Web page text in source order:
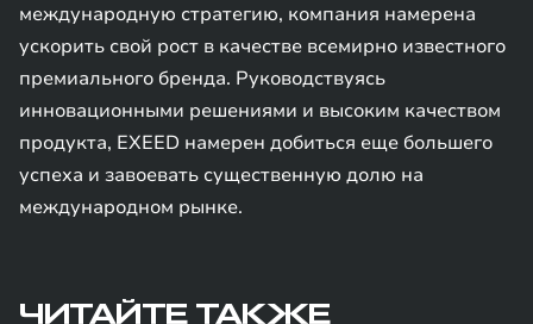
международную стратегию, компания намерена
ускорить свой рост в качестве всемирно известного
премиального бренда. Руководствуясь
инновационными решениями и высоким качеством
продукта, EXEED намерен добиться еще большего
успеха и завоевать существенную долю на
международном рынке.
ЧИТАЙТЕ ТАКЖЕ